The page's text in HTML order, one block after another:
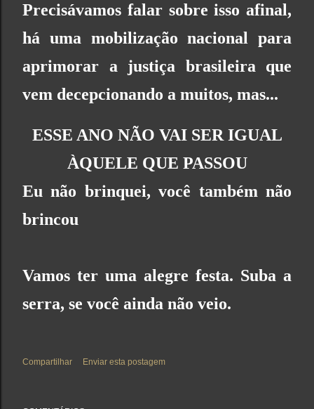
Precisávamos falar sobre isso afinal,
há uma mobilização nacional para
aprimorar a justiça brasileira que
vem decepcionando a muitos, mas...
ESSE ANO NÃO VAI SER IGUAL
ÀQUELE QUE PASSOU
Eu não brinquei, você também não
brincou
Vamos ter uma alegre festa. Suba a
serra, se você ainda não veio.
Compartilhar Enviar esta postagem